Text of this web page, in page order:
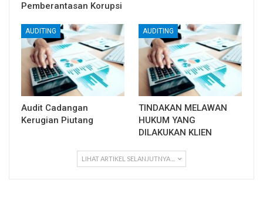
Pemberantasan Korupsi
AUDITING
Audit Cadangan
Kerugian Piutang
AUDITING
TINDAKAN MELAWAN
HUKUM YANG
DILAKUKAN KLIEN
LIHAT ARTIKEL SELANJUTNYA ...